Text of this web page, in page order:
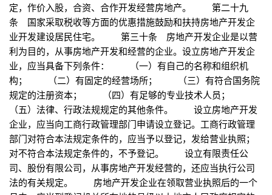
定，作价入股，合资、合作开发经营房地产。 第二十九
条 国家采取税收等方面的优惠措施鼓励和扶持房地产开发企
业开发建设居民住宅。 第三十条 房地产开发企业是以营
利为目的，从事房地产开发和经营的企业。设立房地产开发企
业，应当具备下列条件： （一）有自己的名称和组织机
构； （二）有固定的经营场所； （三）有符合国务院
规定的注册资本； （四）有足够的专业技术人员；
（五）法律、行政法规规定的其他条件。 设立房地产开发
企业，应当向工商行政管理部门申请设立登记。工商行政管理
部门对符合本法规定条件的，应当予以登记，发给营业执照；
对不符合本法规定条件的，不予登记。 设立有限责任公
司、股份有限公司，从事房地产开发经营的，还应当执行公司
法的有关规定。 房地产开发企业在领取营业执照后的一个